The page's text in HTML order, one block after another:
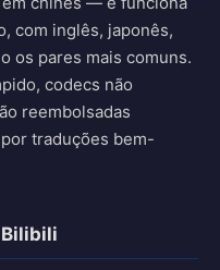
com inglês, japonês,
os pares mais comuns.
codecs não
reembolsadas
traduções bem-